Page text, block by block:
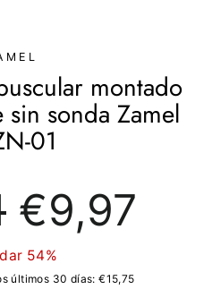
montado
sonda Zamel
01
de
oferta
€9,97
54%
últimos 30 días:€15,75